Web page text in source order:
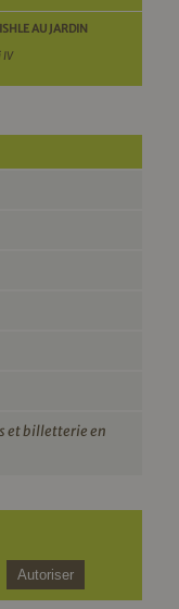
AU JARDIN
IV
et billetterie en
Autoriser